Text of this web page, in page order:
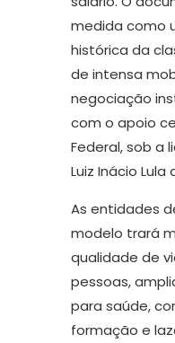
medida como
histórica da
de intensa
negociação
com o apoio
Federal, sob a
Luiz Inácio Lula
As entidades
modelo trará
qualidade de
pessoas,
para saúde,
formação e